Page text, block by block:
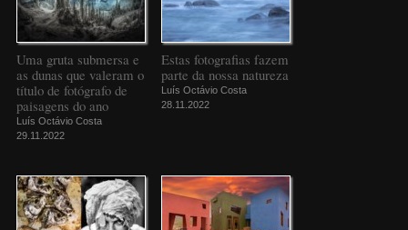
Uma gruta submersa e
as dunas que valeram o
título de fotógrafo de
paisagens do ano
Luís Octávio Costa
29.11.2022
Estas fotografias fazem
parte da nossa natureza
Luís Octávio Costa
28.11.2022